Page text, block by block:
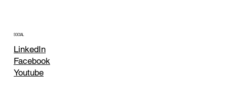
SOCIAL
LinkedIn
Facebook
Youtube